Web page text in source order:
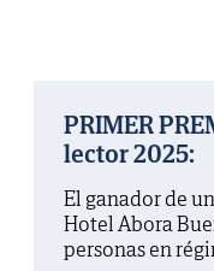
PRIMER
lector 2025:
El ganador de
Hotel Abora
personas en